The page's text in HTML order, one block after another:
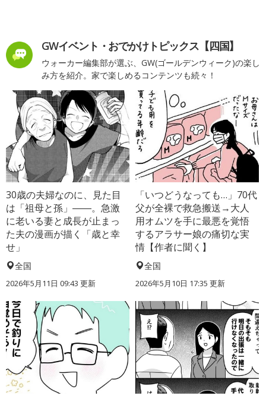
GWイベント・おでかけトピックス【四国】
ウォーカー編集部が選ぶ、GW(ゴールデンウィーク)の楽し
み方を紹介。家で楽しめるコンテンツも続々！
30歳の夫婦なのに、見た目
は「祖母と孫」――。急激
に老いる妻と成長が止まっ
た夫の漫画が描く「歳と幸
せ」
全国
2026年5月11日 09:43 更新
「いつどうなっても…」70代
父が全裸で救急搬送→大人
用オムツを手に最悪を覚悟
するアラサー娘の痛切な実
情【作者に聞く】
全国
2026年5月10日 17:35 更新